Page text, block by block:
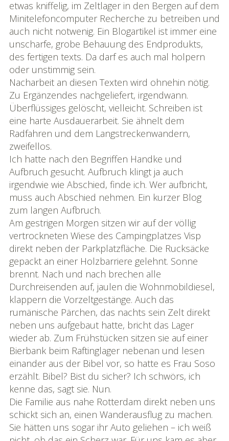
etwas kniffelig, im Zeltlager in den Bergen auf dem
Minitelefoncomputer Recherche zu betreiben und
auch nicht notwenig. Ein Blogartikel ist immer eine
unscharfe, grobe Behauung des Endprodukts,
des fertigen texts. Da darf es auch mal holpern
oder unstimmig sein.
Nacharbeit an diesen Texten wird ohnehin nötig.
Zu Ergänzendes nachgeliefert, irgendwann.
Überflüssiges gelöscht, vielleicht. Schreiben ist
eine harte Ausdauerarbeit. Sie ähnelt dem
Radfahren und dem Langstreckenwandern,
zweifellos.
Ich hatte nach den Begriffen Handke und
Aufbruch gesucht. Aufbruch klingt ja auch
irgendwie wie Abschied, finde ich. Wer aufbricht,
muss auch Abschied nehmen. Ein kurzer Blog
zum langen Aufbruch.
Am gestrigen Morgen sitzen wir auf der völlig
vertrockneten Wiese des Campingplatzes Visp
direkt neben der Parkplatzfläche. Die Rucksäcke
gepackt an einer Holzbarriere gelehnt. Sonne
brennt. Nach und nach brechen alle
Durchreisenden auf, jaulen die Wohnmobildiesel,
klappern die Vorzeltgestänge. Auch das
rumänische Pärchen, das nachts sein Zelt direkt
neben uns aufgebaut hatte, bricht das Lager
wieder ab. Zum Frühstücken sitzen sie auf einer
Bierbank beim Raftinglager nebenan und lesen
einander aus der Bibel vor, so hatte es Frau Soso
erzählt. Bibel? Bist du sicher? Ich schwörs, ich
kenne das, sagt sie. Nun.
Die Familie aus nahe Rotterdam direkt neben uns
schickt sich an, einen Wanderausflug zu machen.
Sie hätten uns sogar ihr Auto geliehen – ich weiß